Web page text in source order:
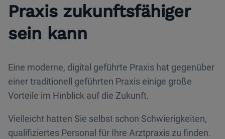
Praxis zukunftsfähiger
sein kann
Eine moderne, digital geführte Praxis hat gegenüber
einer traditionell geführten Praxis einige große
Vorteile im Hinblick auf die Zukunft.
Vielleicht hatten Sie selbst schon Schwierigkeiten,
qualifiziertes Personal für Ihre Arztpraxis zu finden.